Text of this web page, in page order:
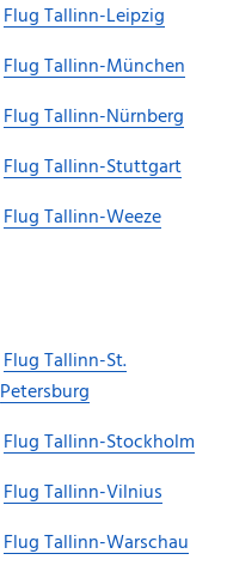
Flug Tallinn-Leipzig
Flug Tallinn-München
Flug Tallinn-Nürnberg
Flug Tallinn-Stuttgart
Flug Tallinn-Weeze
Flug Tallinn-St.
Petersburg
Flug Tallinn-Stockholm
Flug Tallinn-Vilnius
Flug Tallinn-Warschau